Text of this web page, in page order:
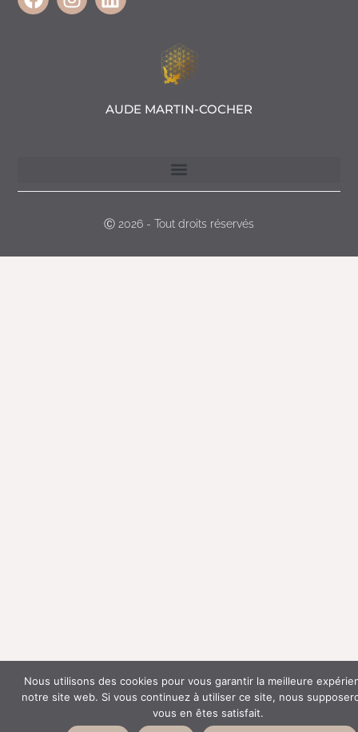
AUDE MARTIN-COCHER
Ⓒ 2026 - Tout droits réservés
Nous utilisons des cookies pour vous garantir la meilleure
notre site web. Si vous continuez à utiliser ce site, nous
vous en êtes satisfait.